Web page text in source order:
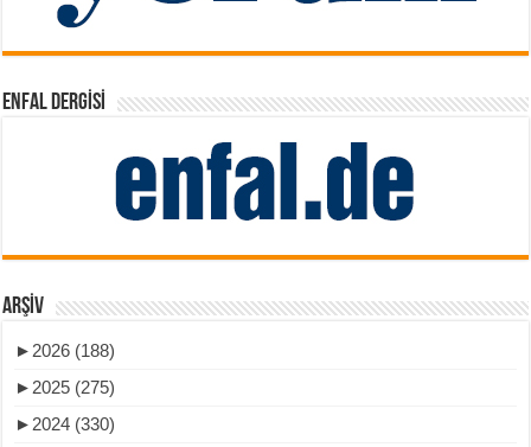
ENFAL DERGISI
ARŞIV
► 2026 (188)
► 2025 (275)
► 2024 (330)